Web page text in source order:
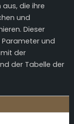
die ihre
und
Dieser
und
der
der Tabelle der